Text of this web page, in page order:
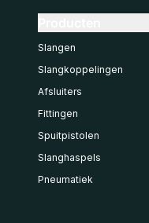
Slangen
Slangkoppelingen
Afsluiters
Fittingen
Spuitpistolen
Slanghaspels
Pneumatiek